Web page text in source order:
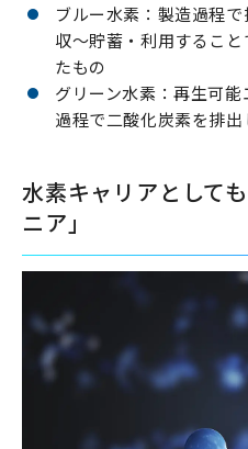
ブルー水素：製造過程
収〜貯蓄・利用するこ
たもの
グリーン水素：再生可
過程で二酸化炭素を排出
水素キャリアとして
ニア」